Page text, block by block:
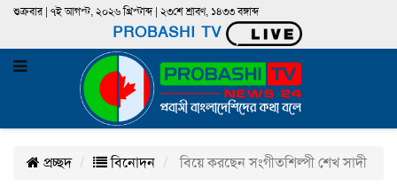
শুক্রবার | ৭ই আগস্ট, ২০২৬ খ্রিস্টাব্দ | ২৩শে শ্রাবণ, ১৪৩৩ বঙ্গাব্দ
PROBASHI TV
প্রচ্ছদ বিনোদন বিয়ে করছেন সংগীতশিল্পী শেখ সাদী